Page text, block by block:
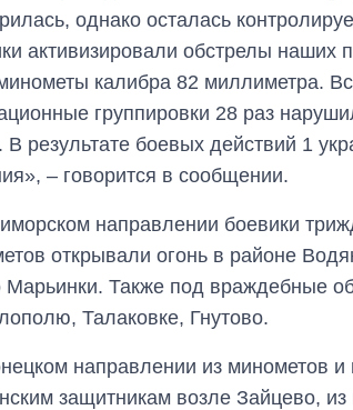
однако осталась
активизировали обстрелы наших
калибра 82 миллиметра.
группировки 28 раз
В результате боевых действий 1
– говорится в сообщении.
направлении боевики
открывали огонь в районе
Марьинки. Также под враждебные
Талаковке, Гнутово.
направлении из минометов
защитникам возле Зайцево,